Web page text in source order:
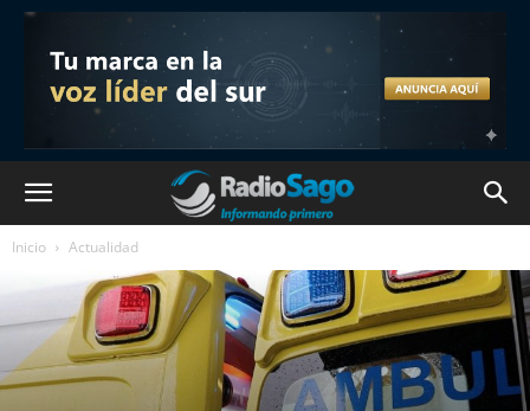
Inicio Actualidad